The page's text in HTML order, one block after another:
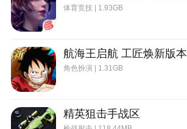
体育竞技 | 1.93GB
航海王启航 工匠焕新版本
角色扮演 | 1.31GB
精英狙击手战区